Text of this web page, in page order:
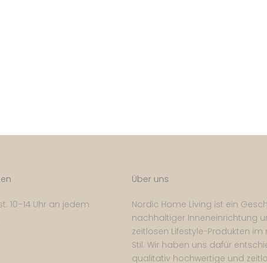
10–14 Uhr an jedem
Über uns
Nordic Home Living ist ein
nachhaltiger Inneneinrichtung
zeitlosen Lifestyle-Produkten
Stil. Wir haben uns dafür
qualitativ hochwertige und